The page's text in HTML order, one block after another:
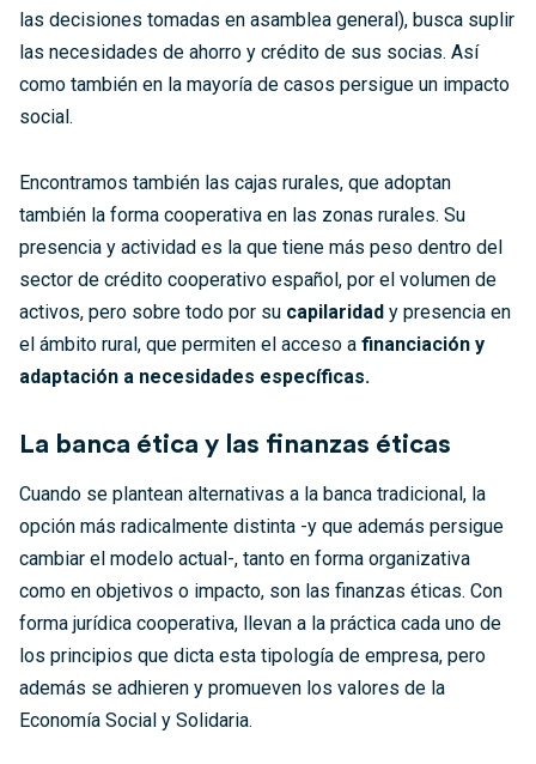
las decisiones tomadas en asamblea general), busca suplir
las necesidades de ahorro y crédito de sus socias. Así
como también en la mayoría de casos persigue un impacto
social.
Encontramos también las cajas rurales, que adoptan
también la forma cooperativa en las zonas rurales. Su
presencia y actividad es la que tiene más peso dentro del
sector de crédito cooperativo español, por el volumen de
activos, pero sobre todo por su capilaridad y presencia en
el ámbito rural, que permiten el acceso a financiación y
adaptación a necesidades específicas.
La banca ética y las finanzas éticas
Cuando se plantean alternativas a la banca tradicional, la
opción más radicalmente distinta -y que además persigue
cambiar el modelo actual-, tanto en forma organizativa
como en objetivos o impacto, son las finanzas éticas. Con
forma jurídica cooperativa, llevan a la práctica cada uno de
los principios que dicta esta tipología de empresa, pero
además se adhieren y promueven los valores de la
Economía Social y Solidaria.